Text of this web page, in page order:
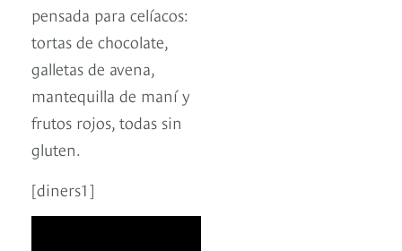
pensada para celíacos:
tortas de chocolate,
galletas de avena,
mantequilla de maní y
frutos rojos, todas sin
gluten.
[diners1]